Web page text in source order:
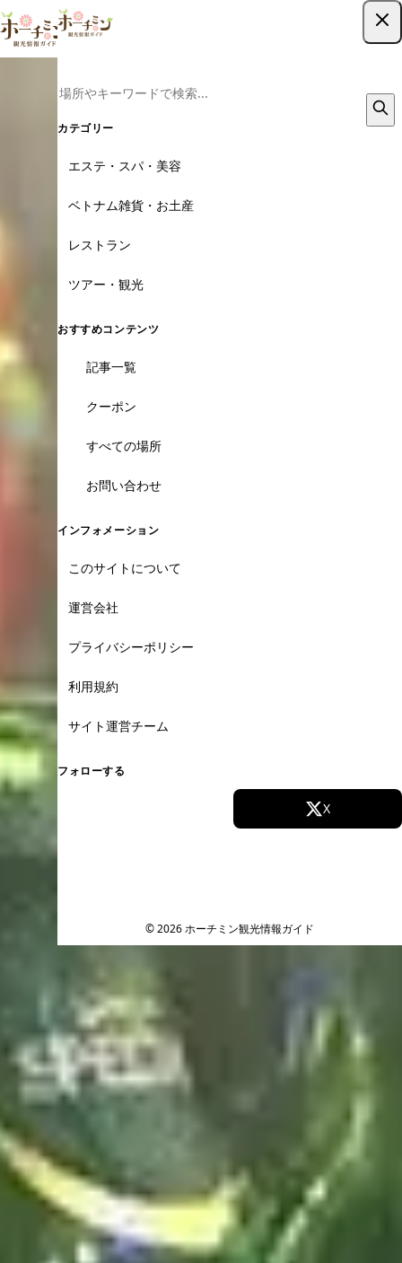
カテゴリー
エステ・スパ・美容
ベトナム雑貨・お土産
レストラン
ツアー・観光
おすすめコンテンツ
記事一覧
クーポン
すべての場所
お問い合わせ
インフォメーション
このサイトについて
運営会社
プライバシーポリシー
利用規約
サイト運営チーム
フォローする
X
© 2026 ホーチミン観光情報ガイド